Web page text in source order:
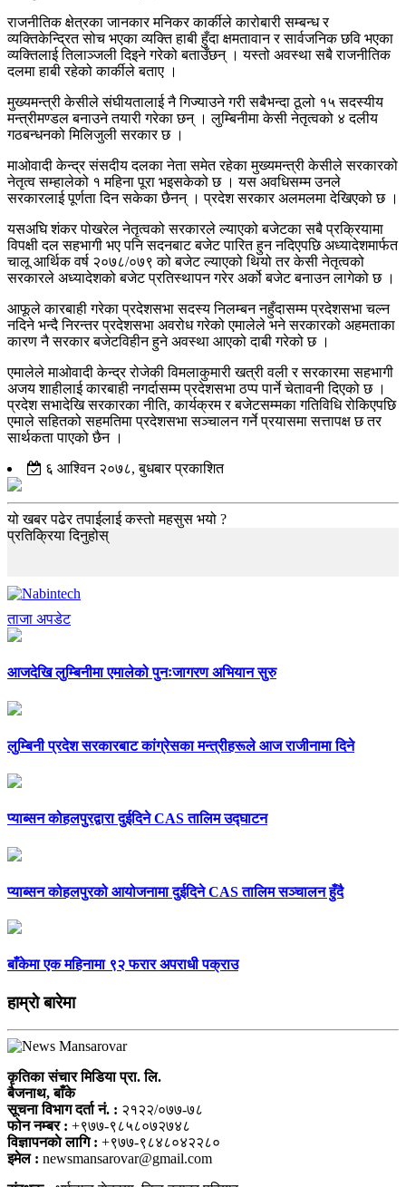
राजनीतिक क्षेत्रका जानकार मनिकर कार्कीले कारोबारी सम्बन्ध र
व्यक्तिकेन्द्रित सोच भएका व्यक्ति हाबी हुँदा क्षमतावान र सार्वजनिक छवि भएका
व्यक्तिलाई तिलाञ्जली दिइने गरेको बताउँछन् । यस्तो अवस्था सबै राजनीतिक
दलमा हाबी रहेको कार्कीले बताए ।
मुख्यमन्त्री केसीले संघीयतालाई नै गिज्याउने गरी सबैभन्दा ठूलो १५ सदस्यीय
मन्त्रीमण्डल बनाउने तयारी गरेका छन् । लुम्बिनीमा केसी नेतृत्वको ४ दलीय
गठबन्धनको मिलिजुली सरकार छ ।
माओवादी केन्द्र संसदीय दलका नेता समेत रहेका मुख्यमन्त्री केसीले सरकारको
नेतृत्व सम्हालेको १ महिना पूरा भइसकेको छ । यस अवधिसम्म उनले
सरकारलाई पूर्णता दिन सकेका छैनन् । प्रदेश सरकार अलमलमा देखिएको छ ।
यसअघि शंकर पोखरेल नेतृत्वको सरकारले ल्याएको बजेटका सबै प्रक्रियामा
विपक्षी दल सहभागी भए पनि सदनबाट बजेट पारित हुन नदिएपछि अध्यादेशमार्फत
चालू आर्थिक वर्ष २०७८/०७९ को बजेट ल्याएको थियो तर केसी नेतृत्वको
सरकारले अध्यादेशको बजेट प्रतिस्थापन गरेर अर्को बजेट बनाउन लागेको छ ।
आफूले कारबाही गरेका प्रदेशसभा सदस्य निलम्बन नहुँदासम्म प्रदेशसभा चल्न
नदिने भन्दै निरन्तर प्रदेशसभा अवरोध गरेको एमालेले भने सरकारको अहमताका
कारण नै सरकार बजेटविहीन हुने अवस्था आएको दाबी गरेको छ ।
एमालेले माओवादी केन्द्र रोजेकी विमलाकुमारी खत्री वली र सरकारमा सहभागी
अजय शाहीलाई कारबाही नगर्दासम्म प्रदेशसभा ठप्प पार्ने चेतावनी दिएको छ ।
प्रदेश सभादेखि सरकारका नीति, कार्यक्रम र बजेटसम्मका गतिविधि रोकिएपछि
एमाले सहितको सहमतिमा प्रदेशसभा सञ्चालन गर्ने प्रयासमा सत्तापक्ष छ तर
सार्थकता पाएको छैन ।
६ आश्विन २०७८, बुधबार प्रकाशित
यो खबर पढेर तपाईलाई कस्तो महसुस भयो ?
प्रतिक्रिया दिनुहोस्
ताजा अपडेट
आजदेखि लुम्बिनीमा एमालेको पुनःजागरण अभियान सुरु
लुम्बिनी प्रदेश सरकारबाट कांग्रेसका मन्त्रीहरूले आज राजीनामा दिने
प्याब्सन कोहलपुरद्वारा दुईदिने CAS तालिम उद्घाटन
प्याब्सन कोहलपुरको आयोजनामा दुईदिने CAS तालिम सञ्चालन हुँदै
बाँकेमा एक महिनामा ९२ फरार अपराधी पक्राउ
हाम्राे बारेमा
कृतिका संचार मिडिया प्रा. लि.
बैजनाथ, बाँके
सूचना विभाग दर्ता नं. : २१२२/०७७-७८
फोन नम्बर : +९७७-९८५८०७२७४८
विज्ञापनकाे लागि : +९७७-९८४८०४२२८०
इमेल : newsmansarovar@gmail.com